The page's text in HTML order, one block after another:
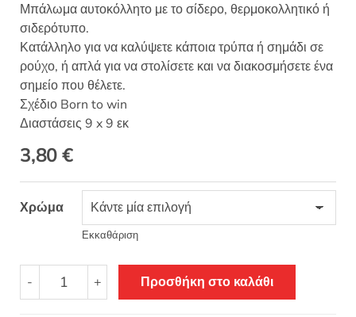
πελάτη
Μπάλωμα αυτοκόλλητο με το σίδερο, θερμοκολλητικό ή
σιδερότυπο.
Κατάλληλο για να καλύψετε κάποια τρύπα ή σημάδι σε
ρούχο, ή απλά για να στολίσετε και να διακοσμήσετε ένα
σημείο που θέλετε.
Σχέδιο Born to win
Διαστάσεις 9 x 9 εκ
3,80€
Χρώμα
Εκκαθάριση
-
Θερμοκολλητικό
σιδερότυπο
+ Προσθήκη στο καλάθι